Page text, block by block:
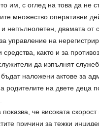
им, с оглед на това да не
множество оперативни
непълнолетен, двамата от
управление на
средства, както и за
да изпълнят
наложени актове за
родителите на двете деца
показва, че високата
причини за тежки